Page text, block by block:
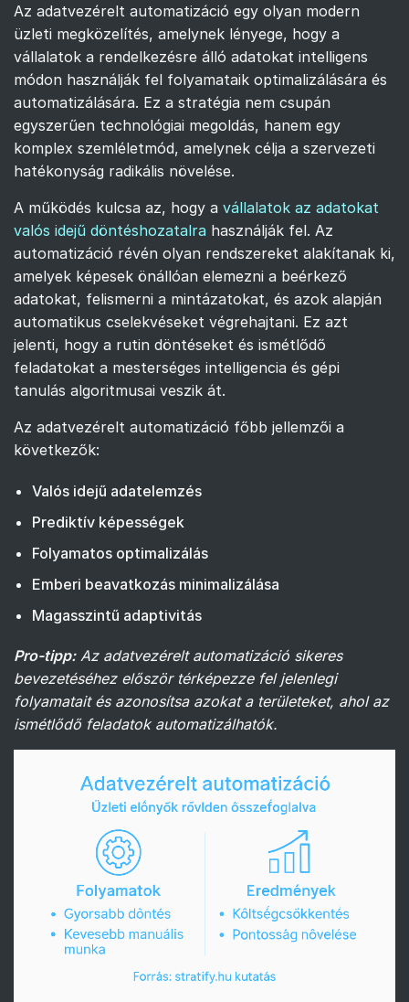
Az adatvezérelt automatizáció egy olyan modern
üzleti megközelítés, amelynek lényege, hogy a
vállalatok a rendelkezésre álló adatokat intelligens
módon használják fel folyamataik optimalizálására és
automatizálására. Ez a stratégia nem csupán
egyszerűen technológiai megoldás, hanem egy
komplex szemléletmód, amelynek célja a szervezeti
hatékonyság radikális növelése.
A működés kulcsa az, hogy a vállalatok az adatokat
valós idejű döntéshozatalra használják fel. Az
automatizáció révén olyan rendszereket alakítanak ki,
amelyek képesek önállóan elemezni a beérkező
adatokat, felismerni a mintázatokat, és azok alapján
automatikus cselekvéseket végrehajtani. Ez azt
jelenti, hogy a rutin döntéseket és ismétlődő
feladatokat a mesterséges intelligencia és gépi
tanulás algoritmusai veszik át.
Az adatvezérelt automatizáció főbb jellemzői a
következők:
Valós idejű adatelemzés
Prediktív képességek
Folyamatos optimalizálás
Emberi beavatkozás minimalizálása
Magasszintű adaptivitás
Pro-tipp: Az adatvezérelt automatizáció sikeres
bevezetéséhez először térképezze fel jelenlegi
folyamatait és azonosítsa azokat a területeket, ahol az
ismétlődő feladatok automatizálhatók.